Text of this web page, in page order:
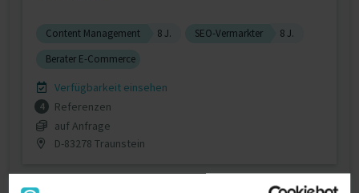
Content Management 8 J. SEO-Vermarkter
8 J.
Berater E-Commerce
Verfügbarkeit einsehen
4
Referenzen
auf Anfrage
D-83278 Traunstein